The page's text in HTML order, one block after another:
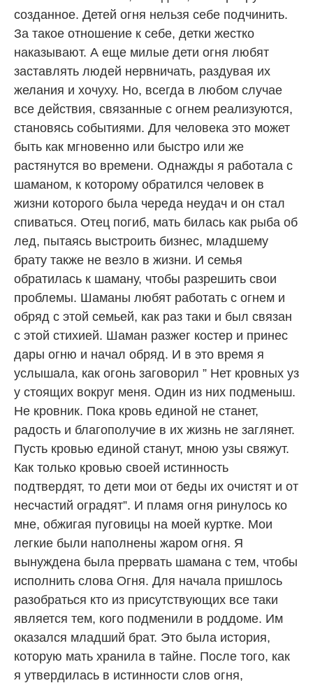
созданное. Детей огня нельзя себе подчинить.
За такое отношение к себе, детки жестко
наказывают. А еще милые дети огня любят
заставлять людей нервничать, раздувая их
желания и хочуху. Но, всегда в любом случае
все действия, связанные с огнем реализуются,
становясь событиями. Для человека это может
быть как мгновенно или быстро или же
растянутся во времени. Однажды я работала с
шаманом, к которому обратился человек в
жизни которого была череда неудач и он стал
спиваться. Отец погиб, мать билась как рыба об
лед, пытаясь выстроить бизнес, младшему
брату также не везло в жизни. И семья
обратилась к шаману, чтобы разрешить свои
проблемы. Шаманы любят работать с огнем и
обряд с этой семьей, как раз таки и был связан
с этой стихией. Шаман разжег костер и принес
дары огню и начал обряд. И в это время я
услышала, как огонь заговорил ” Нет кровных уз
у стоящих вокруг меня. Один из них подменыш.
Не кровник. Пока кровь единой не станет,
радость и благополучие в их жизнь не заглянет.
Пусть кровью единой станут, мною узы свяжут.
Как только кровью своей истинность
подтвердят, то дети мои от беды их очистят и от
несчастий оградят”. И пламя огня ринулось ко
мне, обжигая пуговицы на моей куртке. Мои
легкие были наполнены жаром огня. Я
вынуждена была прервать шамана с тем, чтобы
исполнить слова Огня. Для начала пришлось
разобраться кто из присутствующих все таки
является тем, кого подменили в роддоме. Им
оказался младший брат. Это была история,
которую мать хранила в тайне. После того, как
я утвердилась в истинности слов огня,